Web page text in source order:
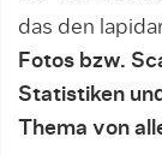
das den
Fotos bzw.
Statistiken
Thema von